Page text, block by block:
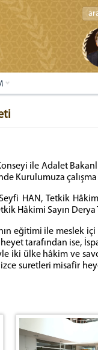
ile Adalet
Kurulumuza
HAN, Tetkik
Hâkimi Sayın Derya
eğitimi ile meslek
tarafından ise,
iki ülke hâkim ve
suretleri misafir